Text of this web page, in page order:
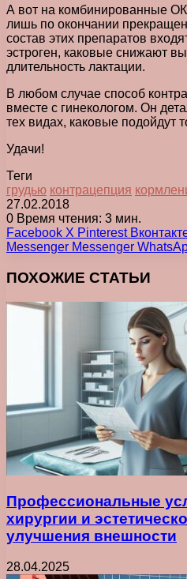
А вот на комбинированные
лишь по окончании
состав этих препаратов
эстроген, каковые снижают
длительность лактации.
В любом случае способ
вместе с гинекологом. Он
тех видах, каковые подойдут
Удачи!
Теги
грудью контрацепция
27.02.2018
0 Время чтения: 3 мин.
Facebook X Pinterest
Messenger Messenger
ПОХОЖИЕ СТАТЬИ
Профессиональные
хирургии и
улучшения внешности
28.04.2025